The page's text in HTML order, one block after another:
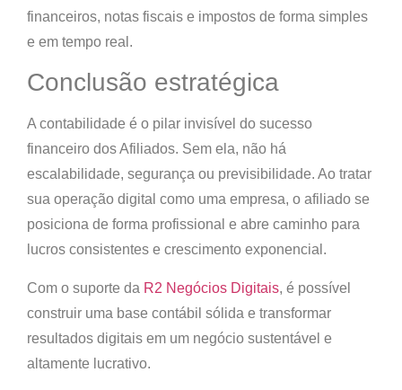
financeiros, notas fiscais e impostos de forma simples
e em tempo real.
Conclusão estratégica
A contabilidade é o pilar invisível do sucesso
financeiro dos Afiliados. Sem ela, não há
escalabilidade, segurança ou previsibilidade. Ao tratar
sua operação digital como uma empresa, o afiliado se
posiciona de forma profissional e abre caminho para
lucros consistentes e crescimento exponencial.
Com o suporte da R2 Negócios Digitais, é possível
construir uma base contábil sólida e transformar
resultados digitais em um negócio sustentável e
altamente lucrativo.